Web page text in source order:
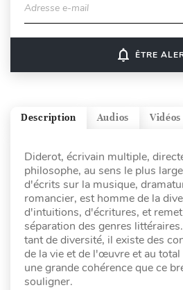
Adresse e-mail
notifications_none ÊTRE
Vidéos
Audios
Description
Diderot, écrivain multiple,
philosophe, au sens le plus
d'écrits sur la musique,
romancier, est homme de la
d'intuitions, d'écritures, et
séparation des genres
tant de diversité, il existe des
de la vie et de l'œuvre et au
une grande cohérence que ce
souligner.